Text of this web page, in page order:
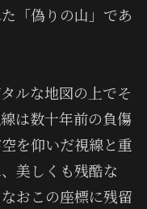
「偽りの山」であ
ルな地図の上でそ
は数十年前の負傷
を仰いだ視線と重
美しくも残酷な
おこの座標に残留